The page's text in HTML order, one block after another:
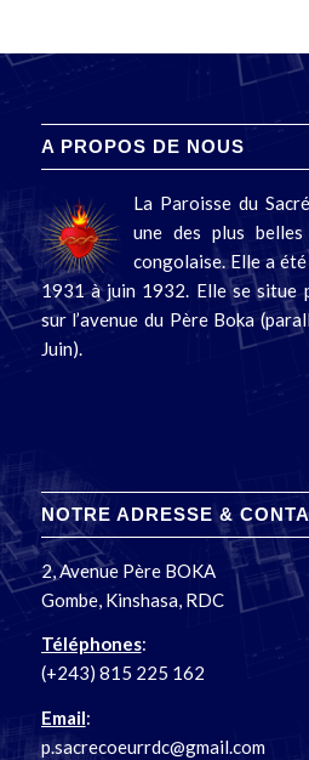
A PROPOS DE NOUS
La Paroisse du
une des plus
congolaise. Elle a
1931 à juin 1932. Elle se situe
sur l’avenue du Père Boka
Juin).
NOTRE ADRESSE &
2, Avenue Père BOKA
Gombe, Kinshasa, RDC
Téléphones:
(+243) 815 225 162
Email:
p.sacrecoeurrdc@gmail.com